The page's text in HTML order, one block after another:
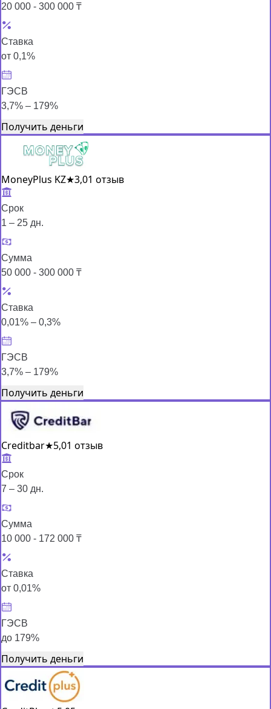
20 000 - 300 000 ₸
Ставка
от 0,1%
ГЭСВ
3,7% – 179%
Получить деньги
MoneyPlus KZ★3,01 отзыв
Срок
1 – 25 дн.
Сумма
50 000 - 300 000 ₸
Ставка
0,01% – 0,3%
ГЭСВ
3,7% – 179%
Получить деньги
Creditbar★5,01 отзыв
Срок
7 – 30 дн.
Сумма
10 000 - 172 000 ₸
Ставка
от 0,01%
ГЭСВ
до 179%
Получить деньги